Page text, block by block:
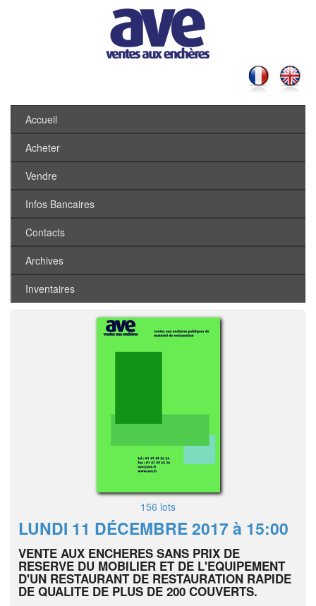
Accueil
Acheter
Vendre
Infos Bancaires
Contacts
Archives
Inventaires
156 lots
LUNDI 11 DÉCEMBRE 2017 à 15:00
VENTE AUX ENCHERES SANS PRIX DE
RESERVE DU MOBILIER ET DE L'EQUIPEMENT
D'UN RESTAURANT DE RESTAURATION RAPIDE
DE QUALITE DE PLUS DE 200 COUVERTS.